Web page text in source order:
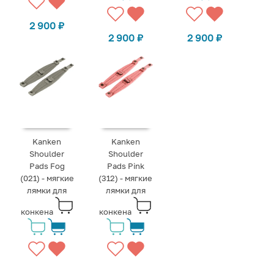
2 900₽
2 900 ₽ 2 900 ₽
Kanken
Shoulder
Pads Fog
(021) - мягкие
лямки для
конкена
Kanken
Shoulder
Pads Pink
(312) - мягкие
лямки для
конкена